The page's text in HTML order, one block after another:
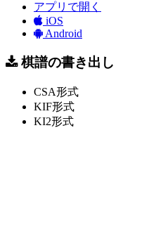
アプリで開く
iOS
Android
棋譜の書き出し
CSA形式
KIF形式
KI2形式